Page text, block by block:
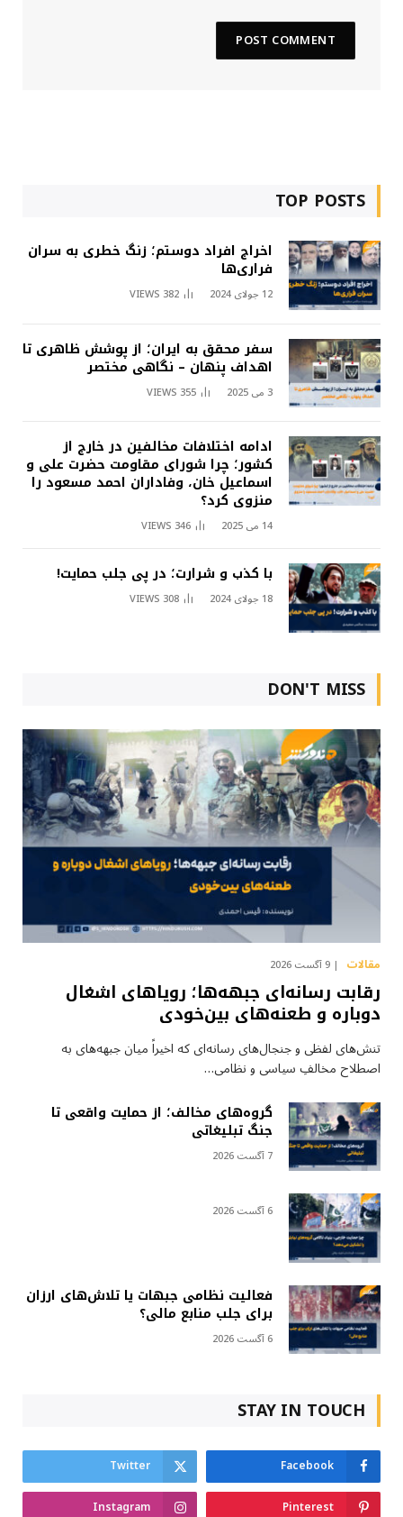
TOP POSTS
اخراج افراد دوستم؛ زنگ خطری به سران
فراری‌ها
12 جولای 2024 382
VIEWS
سفر محقق به ایران؛ از پوشش ظاهری تا
اهداف پنهان – نگاهی مختصر
3 می 2025 355
VIEWS
ادامه اختلافات مخالفین در خارج از
کشور؛ چرا شورای مقاومت حضرت علی و
اسماعیل خان، وفاداران احمد مسعود را
منزوی کرد؟
14 می 2025 346
VIEWS
با کذب و شرارت؛ در پی جلب حمایت!
18 جولای 2024 308
VIEWS
DON'T MISS
مقالات 9 آگست 2026
رقابت رسانه‌ای جبهه‌ها؛ رویاهای اشغال
دوباره و طعنه‌های بین‌خودی
تنش‌های لفظی و جنجال‌های رسانه‌ای که اخیراً میان جبهه‌های به
اصطلاح مخالفِ سیاسی و نظامی…
گروه‌های مخالف؛ از حمایت واقعی تا
جنگ تبلیغاتی
7 آگست 2026
6 آگست 2026
فعالیت نظامی جبهات یا تلاش‌های ارزان
برای جلب منابع مالی؟
6 آگست 2026
STAY IN TOUCH
Facebook
Twitter
Pinterest
Instagram